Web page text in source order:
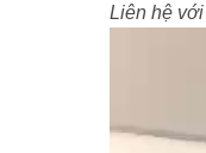
Liên hệ với